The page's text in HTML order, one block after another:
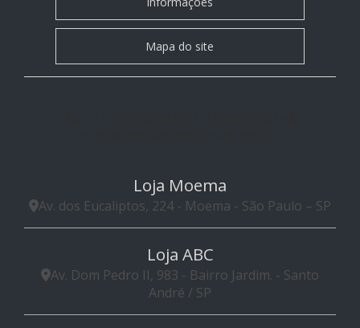
Mapa do site
Loja Moema
Av. dos Eucaliptos, 224 - Moema - São Paulo – SP
Loja ABC
Av. Dom Pedro II, 983 - Bairro Jardim. - Santo
André / SP